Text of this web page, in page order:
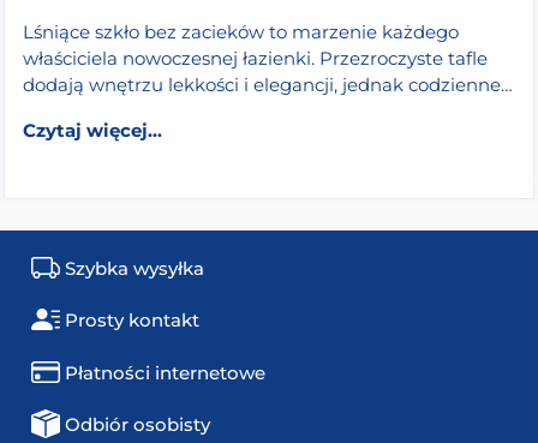
in będzie najlepsza? Wybór szkła, grubości w mm i
Lśniące szkło bez zacieków to marzenie każdego
właściciela nowoczesnej łazienki. Przezroczyste tafle
dodają wnętrzu lekkości i elegancji, jednak codzienne
Czytaj dalej >from Lśniące szkło bez zacieków: Czym
Czytaj więcej...
Szybka wysyłka
Prosty kontakt
Płatności internetowe
Odbiór osobisty